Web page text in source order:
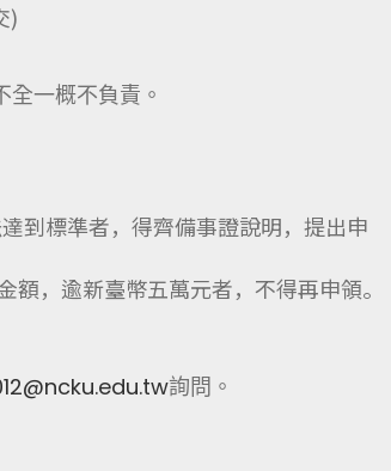
)
全一概不負責。
到標準者，得齊備事證說明，提出申
，逾新臺幣五萬元者，不得再申領。
詢問。